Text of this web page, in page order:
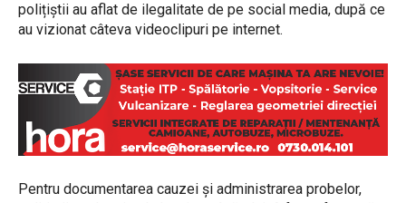
polițiștii au aflat de ilegalitate de pe social media, după ce
au vizionat câteva videoclipuri pe internet.
Pentru documentarea cauzei și administrarea probelor,